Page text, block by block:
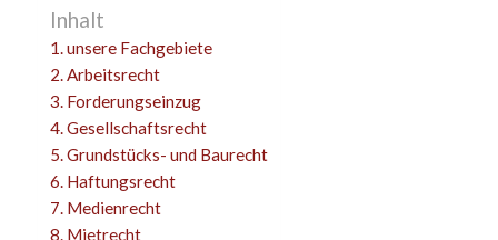
Inhalt
unsere Fachgebiete
Arbeitsrecht
Forderungseinzug
Gesellschaftsrecht
Grundstücks- und Baurecht
Haftungsrecht
Medienrecht
Mietrecht